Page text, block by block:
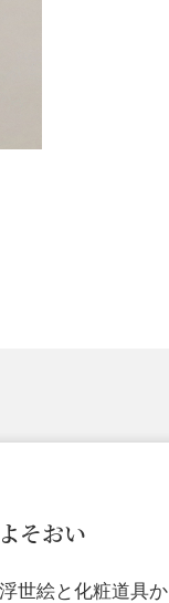
そおい
世絵と化粧道具か